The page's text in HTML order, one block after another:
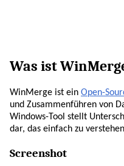
Was ist
WinMerge ist ein Open-
und Zusammenführen von
Windows-Tool stellt
dar, das einfach zu
Screenshot